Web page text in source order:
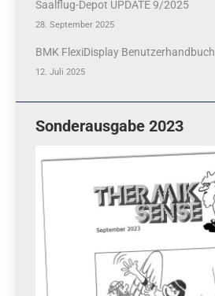
Saalflug-Depot UPDATE 9/2025
28. September 2025
BMK FlexiDisplay Benutzerhandbuch
12. Juli 2025
Sonderausgabe 2023